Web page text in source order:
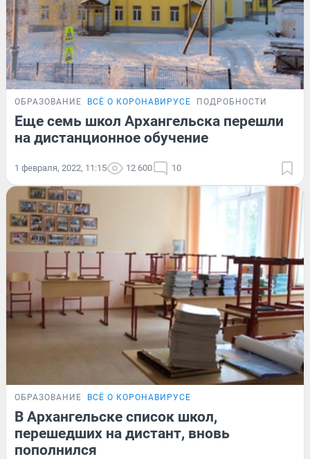
ОБРАЗОВАНИЕ ВСЁ О КОРОНАВИРУСЕ ПОДРОБНОСТИ
Еще семь школ Архангельска перешли
на дистанционное обучение
1 февраля, 2022, 11:15 12 600 10
ОБРАЗОВАНИЕ ВСЁ О КОРОНАВИРУСЕ
В Архангельске список школ,
перешедших на дистант, вновь
пополнился